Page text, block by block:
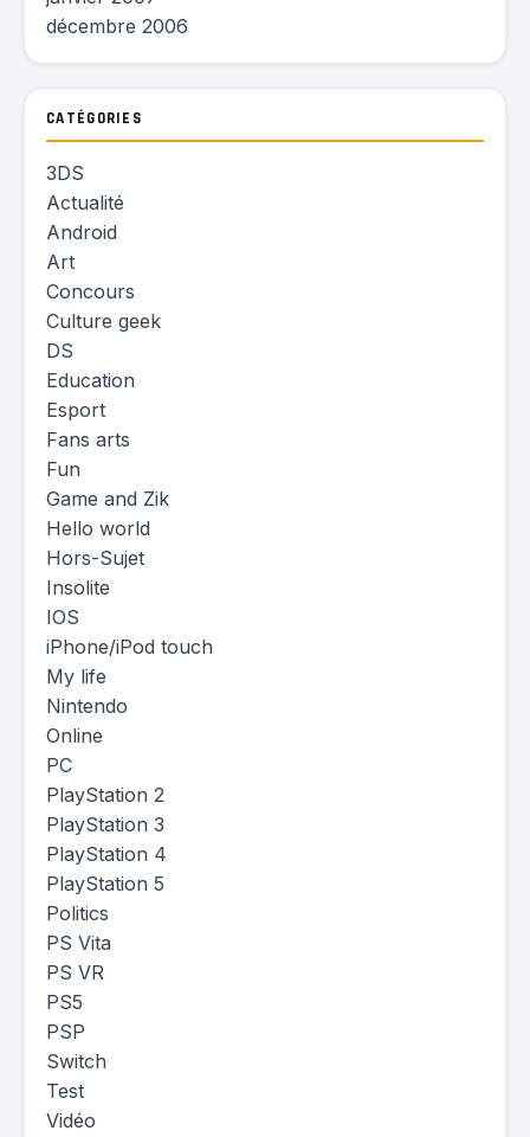
décembre 2006
CATÉGORIES
3DS
Actualité
Android
Art
Concours
Culture geek
DS
Education
Esport
Fans arts
Fun
Game and Zik
Hello world
Hors-Sujet
Insolite
IOS
iPhone/iPod touch
My life
Nintendo
Online
PC
PlayStation 2
PlayStation 3
PlayStation 4
PlayStation 5
Politics
PS Vita
PS VR
PS5
PSP
Switch
Test
Vidéo